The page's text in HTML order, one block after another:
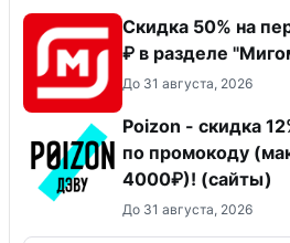
Скидка 50% на
₽ в разделе
До 31 августа, 2026
Poizon - скидка
по промокоду
4000₽)! (сайты)
До 31 августа, 2026